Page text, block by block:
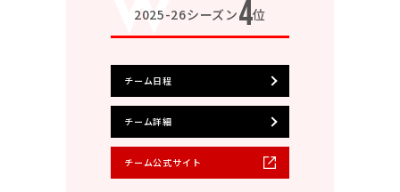
2025-26シーズン4位
チーム日程
チーム詳細
チーム公式サイト